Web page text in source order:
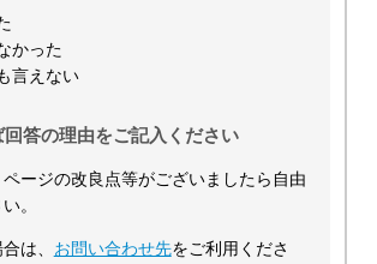
かった
言えない
回答の理由をご記入ください
ージの改良点等がございましたら自由
。
は、 お問い合わせ先をご利用くださ